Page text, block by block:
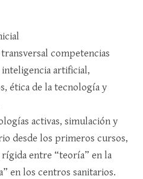
competencias
artificial,
ética de la tecnología y
activas, simulación y
desde los primeros cursos,
entre “teoría” en la
en los centros sanitarios.​